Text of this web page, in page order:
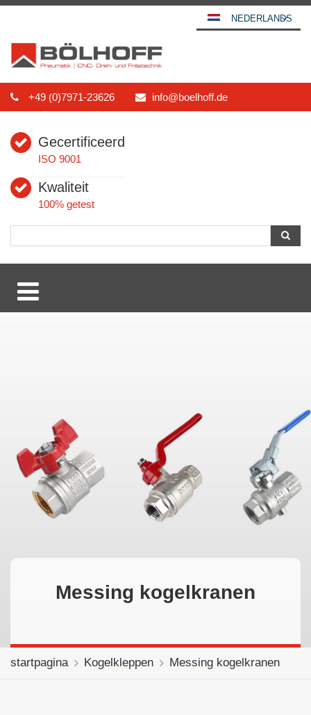
+49 (0)7971-23626 info@boelhoff.de
ESPAÑOL
TÜRKÇE
NEDERLANDS
Gecertificeerd
ISO 9001
Kwaliteit
100% getest
Messing kogelkranen
startpagina Kogelkleppen Messing kogelkranen